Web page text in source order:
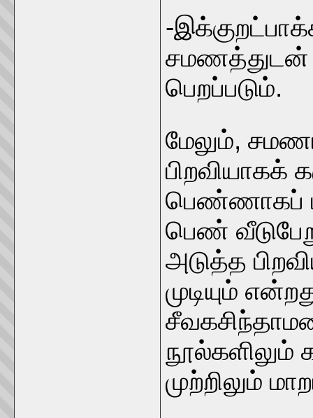
-
சமணத்துடன்
பெறப்படும்.
மேலும்,
பிறவியாகக்
பெண்ணாகப்
பெண்
அடுத்த
முடியும்
முற்றிலும்